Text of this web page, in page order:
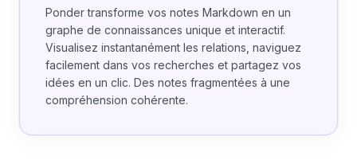
Ponder transforme vos notes Markdown en un
graphe de connaissances unique et interactif.
Visualisez instantanément les relations, naviguez
facilement dans vos recherches et partagez vos
idées en un clic. Des notes fragmentées à une
compréhension cohérente.